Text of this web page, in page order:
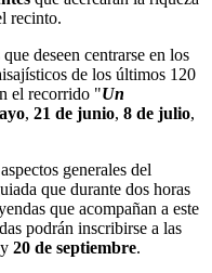
recinto.
deseen centrarse en los
de los últimos 120
el recorrido "Un
, 21 de junio, 8 de julio,
generales del
que durante dos horas
que acompañan a este
podrán inscribirse a las
y 20 de septiembre.